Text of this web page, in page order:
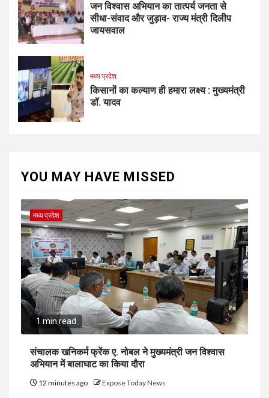
जन विश्वास अभियान का तात्पर्य जनता से
सीधा-संवाद और जुड़ाव- राज्य मंत्री दिलीप
जायसवाल
मध्य प्रदेश
किसानों का कल्याण ही हमारा लक्ष्य : मुख्यमंत्री
डॉ. यादव
YOU MAY HAVE MISSED
मध्य प्रदेश
1 min read
संचालक खनिकर्म फ्रेंक ए. नोबल ने मुख्यमंत्री जन विश्वास
अभियान में बालाघाट का किया दौरा
12 minutes ago Expose Today News